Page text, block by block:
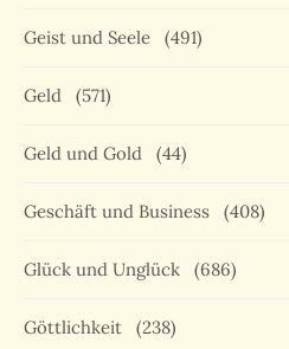
Geist und Seele (491)
Geld (571)
Geld und Gold (44)
Geschäft und Business (408)
Glück und Unglück (686)
Göttlichkeit (238)